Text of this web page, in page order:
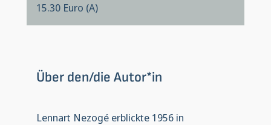
15.30 Euro (A)
Über den/die Autor*in
Lennart Nezogé erblickte 1956 in